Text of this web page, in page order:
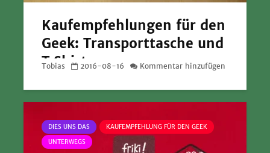
Kaufempfehlungen für den
Geek: Transporttasche und
T‑Shirt
Tobias 2016-08-16 Kommentar hinzufügen
DIES UNS DAS
KAUFEMPFEHLUNG FÜR DEN GEEK
UNTERWEGS